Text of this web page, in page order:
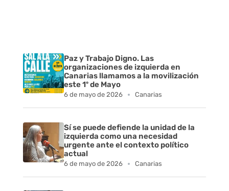
Paz y Trabajo Digno. Las
organizaciones de izquierda en
Canarias llamamos a la movilización
este 1º de Mayo
6 de mayo de 2026 Canarias
Sí se puede defiende la unidad de la
izquierda como una necesidad
urgente ante el contexto político
actual
6 de mayo de 2026 Canarias